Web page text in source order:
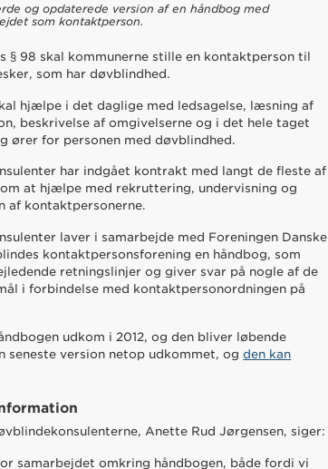
og opdaterede version af en håndbog med
som kontaktperson.
§ 98 skal kommunerne stille en kontaktperson til
som har døvblindhed.
hjælpe i det daglige med ledsagelse, læsning af
beskrivelse af omgivelserne og i det hele taget
ører for personen med døvblindhed.
har indgået kontrakt med langt de fleste af
om at hjælpe med rekruttering, undervisning og
af kontaktpersonerne.
laver i samarbejde med Foreningen Danske
kontaktpersonsforening en håndbog, som
retningslinjer og giver svar på nogle af de
i forbindelse med kontaktpersonordningen på
udkom i 2012, og den bliver løbende
seneste version netop udkommet, ogden kan
Anette Rud Jørgensen, siger:
samarbejdet omkring håndbogen, både fordi vi